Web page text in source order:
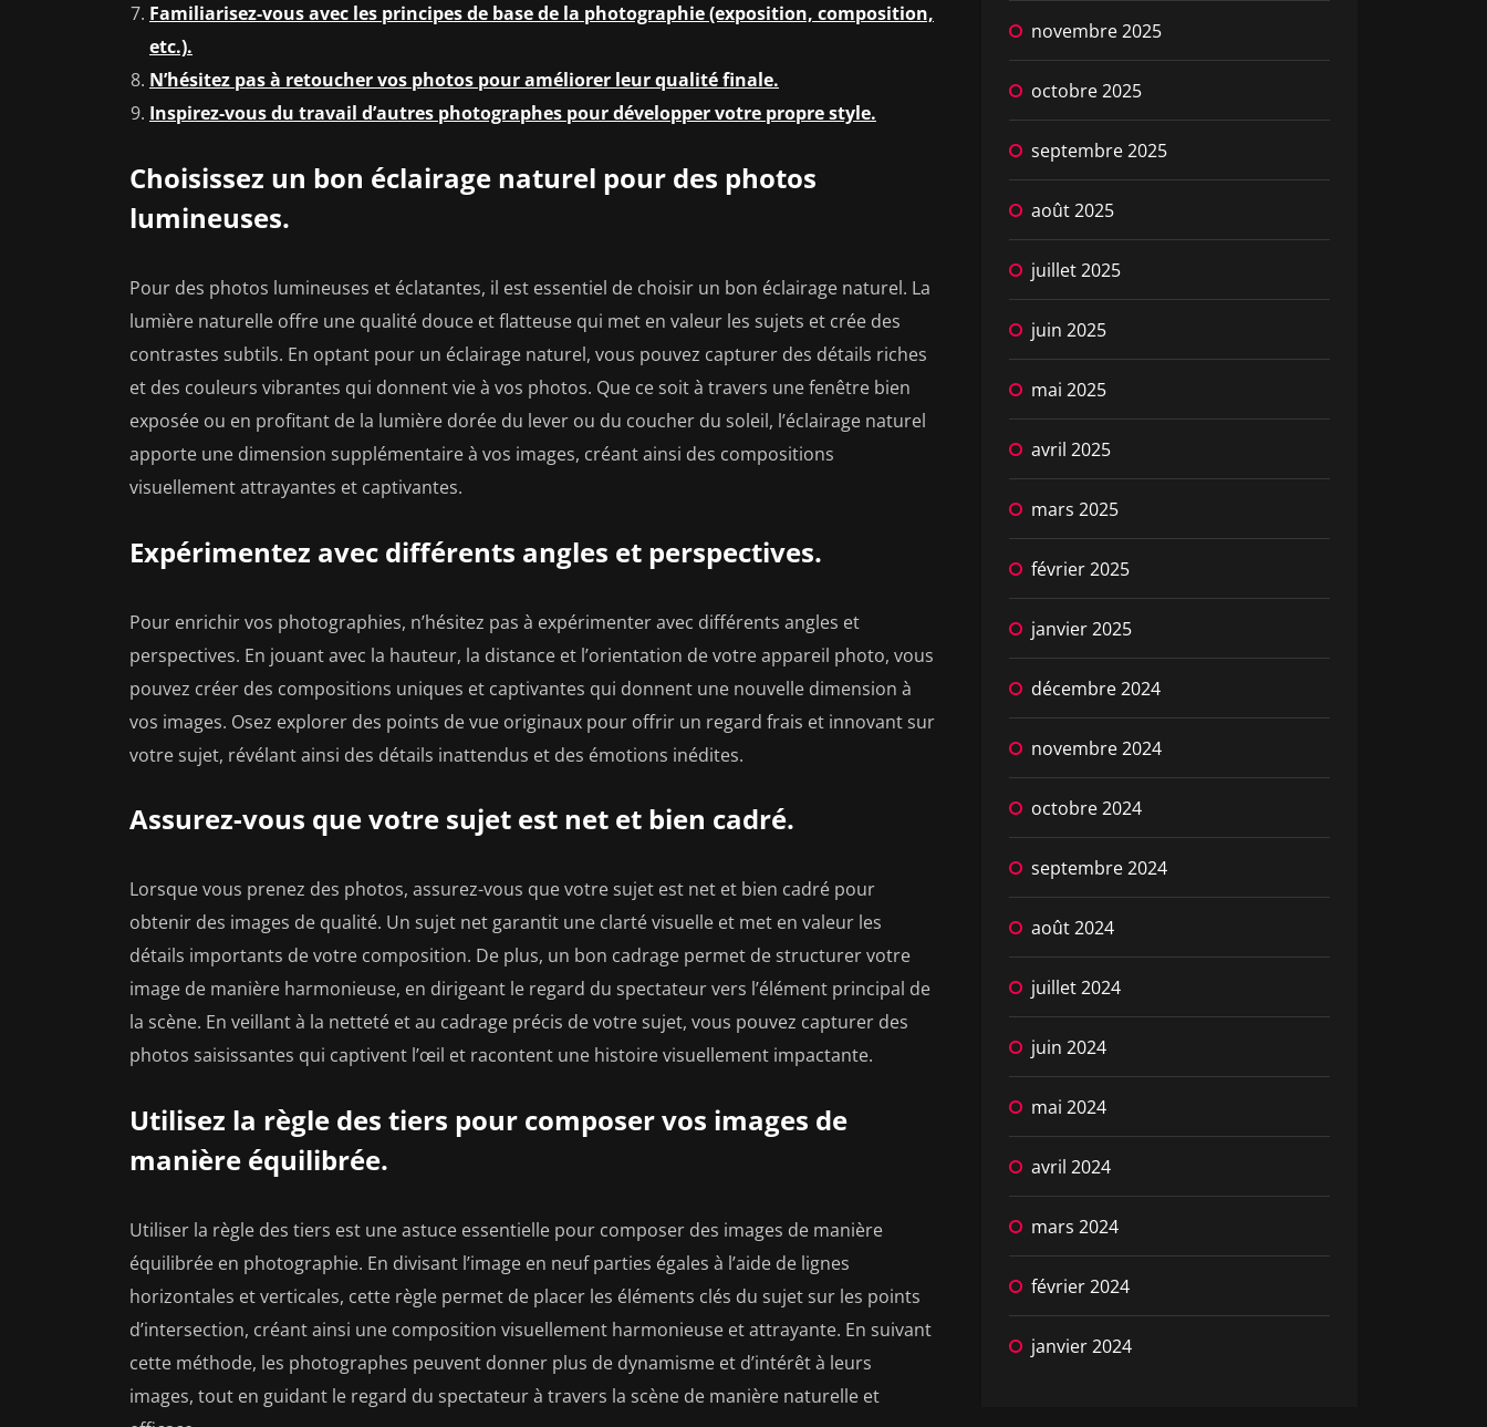
Familiarisez-vous avec les principes de base de la photographie (exposition, composition,
etc.).
N’hésitez pas à retoucher vos photos pour améliorer leur qualité finale.
Inspirez-vous du travail d’autres photographes pour développer votre propre style.
Choisissez un bon éclairage naturel pour des photos
lumineuses.
Pour des photos lumineuses et éclatantes, il est essentiel de choisir un bon éclairage naturel. La
lumière naturelle offre une qualité douce et flatteuse qui met en valeur les sujets et crée des
contrastes subtils. En optant pour un éclairage naturel, vous pouvez capturer des détails riches
et des couleurs vibrantes qui donnent vie à vos photos. Que ce soit à travers une fenêtre bien
exposée ou en profitant de la lumière dorée du lever ou du coucher du soleil, l’éclairage naturel
apporte une dimension supplémentaire à vos images, créant ainsi des compositions
visuellement attrayantes et captivantes.
Expérimentez avec différents angles et perspectives.
Pour enrichir vos photographies, n’hésitez pas à expérimenter avec différents angles et
perspectives. En jouant avec la hauteur, la distance et l’orientation de votre appareil photo, vous
pouvez créer des compositions uniques et captivantes qui donnent une nouvelle dimension à
vos images. Osez explorer des points de vue originaux pour offrir un regard frais et innovant sur
votre sujet, révélant ainsi des détails inattendus et des émotions inédites.
Assurez-vous que votre sujet est net et bien cadré.
Lorsque vous prenez des photos, assurez-vous que votre sujet est net et bien cadré pour
obtenir des images de qualité. Un sujet net garantit une clarté visuelle et met en valeur les
détails importants de votre composition. De plus, un bon cadrage permet de structurer votre
image de manière harmonieuse, en dirigeant le regard du spectateur vers l’élément principal de
la scène. En veillant à la netteté et au cadrage précis de votre sujet, vous pouvez capturer des
photos saisissantes qui captivent l’œil et racontent une histoire visuellement impactante.
Utilisez la règle des tiers pour composer vos images de
manière équilibrée.
Utiliser la règle des tiers est une astuce essentielle pour composer des images de manière
équilibrée en photographie. En divisant l’image en neuf parties égales à l’aide de lignes
horizontales et verticales, cette règle permet de placer les éléments clés du sujet sur les points
d’intersection, créant ainsi une composition visuellement harmonieuse et attrayante. En suivant
cette méthode, les photographes peuvent donner plus de dynamisme et d’intérêt à leurs
images, tout en guidant le regard du spectateur à travers la scène de manière naturelle et
novembre 2025
octobre 2025
septembre 2025
août 2025
juillet 2025
juin 2025
mai 2025
avril 2025
mars 2025
février 2025
janvier 2025
décembre 2024
novembre 2024
octobre 2024
septembre 2024
août 2024
juillet 2024
juin 2024
mai 2024
avril 2024
mars 2024
février 2024
janvier 2024